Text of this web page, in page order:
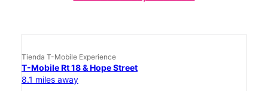
Tienda T-Mobile Experience
T-Mobile Rt 18 & Hope Street
8.1 miles away